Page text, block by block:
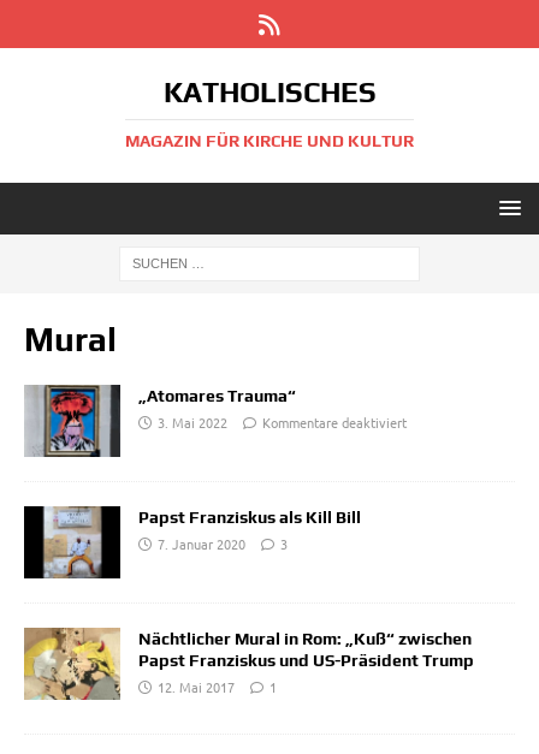
KATHOLISCHES
MAGAZIN FÜR KIRCHE UND KULTUR
Mural
„Atomares Trauma“
3. Mai 2022
Kommentare deaktiviert
Papst Franziskus als Kill Bill
7. Januar 2020
3
Nächtlicher Mural in Rom: „Kuß“ zwischen
Papst Franziskus und US-Präsident Trump
12. Mai 2017
1